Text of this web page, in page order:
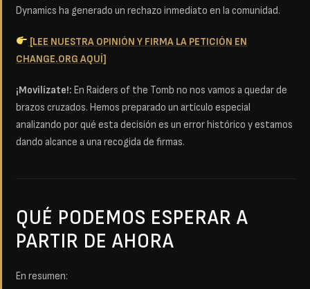
Dynamics ha generado un rechazo inmediato en la comunidad.
[LEE NUESTRA OPINIÓN Y FIRMA LA PETICIÓN EN
CHANGE.ORG AQUÍ]
¡Movilízate!: En Raiders of the Tomb no nos vamos a quedar de
brazos cruzados. Hemos preparado un artículo especial
analizando por qué esta decisión es un error histórico y estamos
dando alcance a una recogida de firmas.
QUÉ PODEMOS ESPERAR A
PARTIR DE AHORA
En resumen: